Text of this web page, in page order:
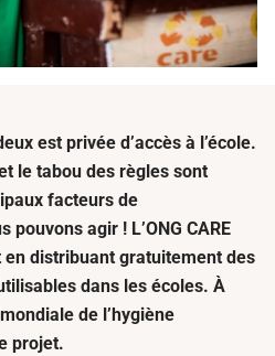
est privée d’accès à l’école.
le tabou des règles sont
facteurs de
agir ! L’ONG CARE
en distribuant gratuitement des
dans les écoles. À
de l’hygiène
projet.